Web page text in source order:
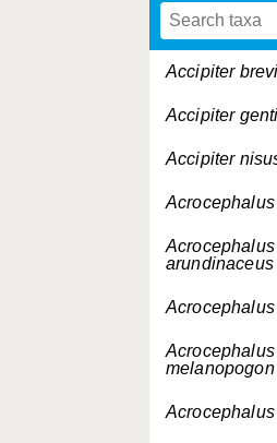
Accipiter
Accipiter
Accipiter
Acrocephalus
arundinaceus
Acrocephalus
melanopogon